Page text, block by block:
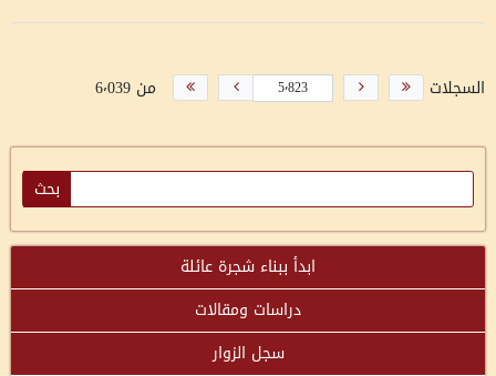
السجلات من 6٬039
ابدأ ببناء شجرة عائلة
دراسات ومقالات
سجل الزوار